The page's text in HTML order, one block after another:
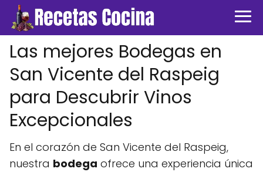
Las mejores Bodegas en
San Vicente del Raspeig
para Descubrir Vinos
Excepcionales
En el corazón de San Vicente del Raspeig,
nuestra bodega ofrece una experiencia única